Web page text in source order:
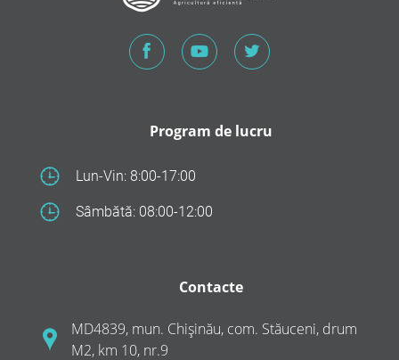
Program de lucru
Lun-Vin: 8:00-17:00
Sâmbătă: 08:00-12:00
Contacte
MD4839, mun. Chișinău, com. Stăuceni, drum
M2, km 10, nr.9